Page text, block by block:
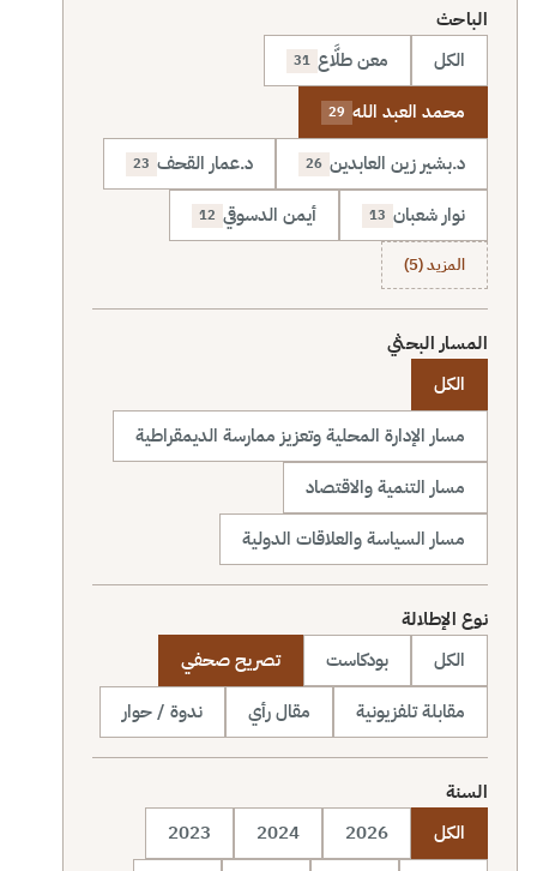
الباحث
الكل
معن طلَّاع 31
محمد العبد الله 29
د.بشير زين العابدين 26 د.عمار القحف 23
نوار شعبان 13 أيمن الدسوقي 12
المزيد (5)
المسار البحثي
الكل
مسار الإدارة المحلية وتعزيز ممارسة الديمقراطية
مسار التنمية والاقتصاد
مسار السياسة والعلاقات الدولية
نوع الإطلالة
الكل
بودكاست
تصريح صحفي
مقابلة تلفزيونية
مقال رأي ندوة / حوار
السنة
الكل
2026
2024
2023